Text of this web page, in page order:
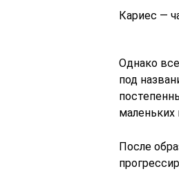
Кариес —
Однако
под
маленьких
После